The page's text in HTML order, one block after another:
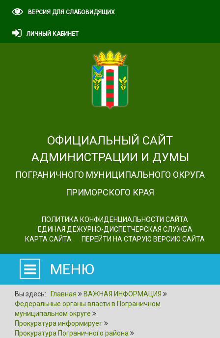
ВЕРСИЯ ДЛЯ СЛАБОВИДЯЩИХ
ЛИЧНЫЙ КАБИНЕТ
ОФИЦИАЛЬНЫЙ САЙТ
АДМИНИСТРАЦИИ И ДУМЫ
ПОГРАНИЧНОГО МУНИЦИПАЛЬНОГО ОКРУГА
ПРИМОРСКОГО КРАЯ
ПОЛИТИКА КОНФИДЕНЦИАЛЬНОСТИ САЙТА
ЕДИНАЯ ДЕЖУРНО-ДИСПЕТЧЕРСКАЯ СЛУЖБА
КАРТА САЙТА
ПЕРЕЙТИ НА СТАРУЮ ВЕРСИЮ САЙТА
МЕНЮ
Вы здесь: Главная
ВАЖНАЯ ИНФОРМАЦИЯ
Федеральные органы власти в Пограничном
муниципальном округе
Прокуратура информирует
Прокуратура Пограничного района